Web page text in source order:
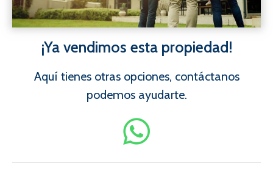
¡Ya vendimos esta propiedad!
Aquí tienes otras opciones, contáctanos
podemos ayudarte.